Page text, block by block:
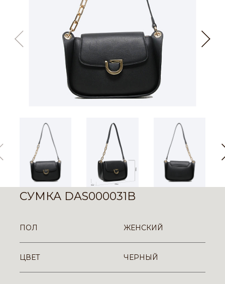
СУМКА DAS000031B
ПОЛ ЖЕНСКИЙ
ЦВЕТ ЧЕРНЫЙ